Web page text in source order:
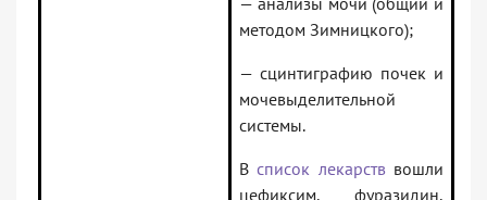
методом Зимницкого);
— сцинтиграфию почек и
мочевыделительной
системы.
Всписок лекарстввошли
цефиксим, фуразидин,